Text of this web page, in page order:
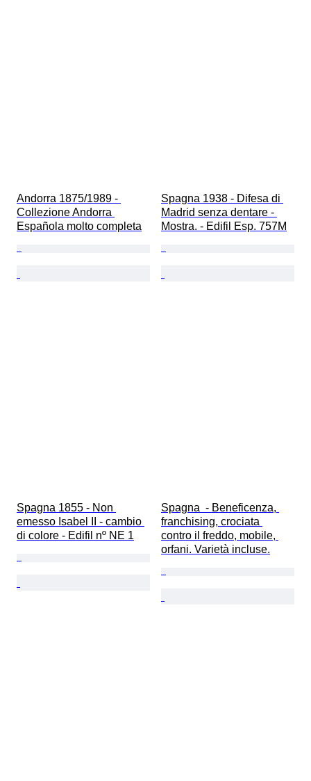
Andorra 1875/1989 -
Collezione Andorra
Española molto completa
Spagna 1938 - Difesa di
Madrid senza dentare -
Mostra. - Edifil Esp. 757M
Spagna 1855 - Non
emesso Isabel II - cambio
di colore - Edifil nº NE 1
Spagna  - Beneficenza,
franchising, crociata
contro il freddo, mobile,
orfani. Varietà incluse.